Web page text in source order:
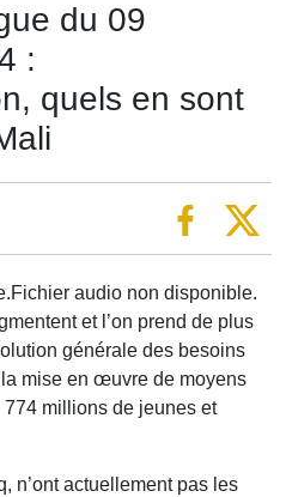
du 09
:
quels en sont
audio non disponible.
et l’on prend de plus
générale des besoins
mise en œuvre de moyens
millions de jeunes et
n’ont actuellement pas les